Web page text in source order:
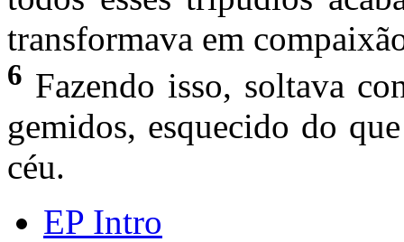
transformava em
6 Fazendo isso, soltava
gemidos, esquecido do
céu.
EP Intro